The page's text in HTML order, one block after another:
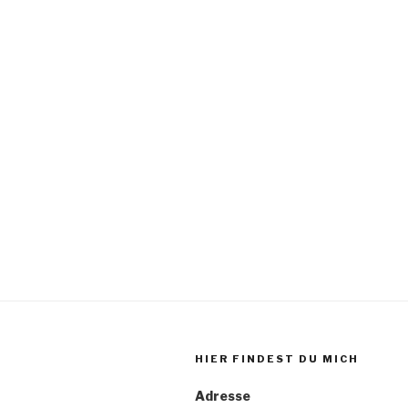
HIER FINDEST DU MICH
Adresse